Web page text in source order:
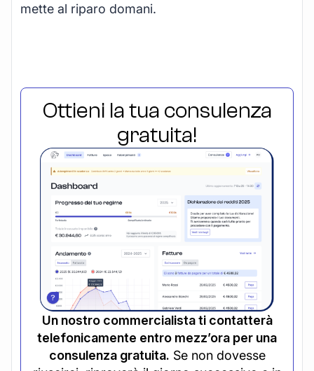
mette al riparo domani.
Ottieni la tua consulenza
gratuita!
Un nostro commercialista ti contatterà
telefonicamente entro mezz’ora per una
consulenza gratuita. Se non dovesse